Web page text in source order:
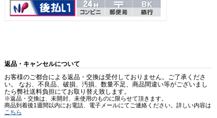
返品・キャンセルについて
お客様のご都合による返品・交換は受付しておりません。ご了承くださ
い。 なお、不良品、破損、汚損、数量不足、商品間違い等がございまし
たら弊社送料負担にてお取り替え致します。
※返品・交換は、未開封、未使用のものに限らせて頂きます。
商品到着後1週間以内にお電話、電子メールにてご連絡ください。詳しい内容は
こちら